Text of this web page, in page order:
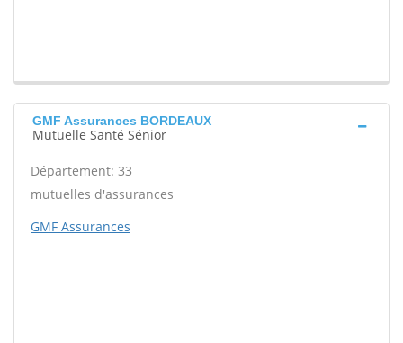
GMF Assurances BORDEAUX
Mutuelle Santé Sénior
Département: 33
mutuelles d'assurances
GMF Assurances